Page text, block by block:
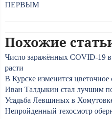
ПЕРВЫМ
Похожие
Число заражённых COVID-19
расти
В Курске изменится
Иван Талдыкин стал лучшим
Усадьба Левшиных в
Непройденный техосмотр